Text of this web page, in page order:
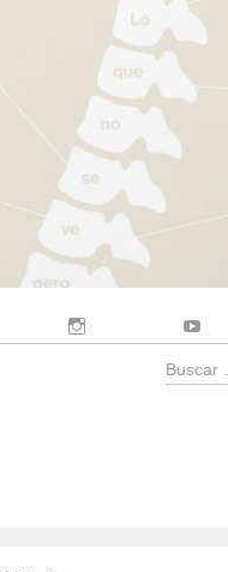
Buscar